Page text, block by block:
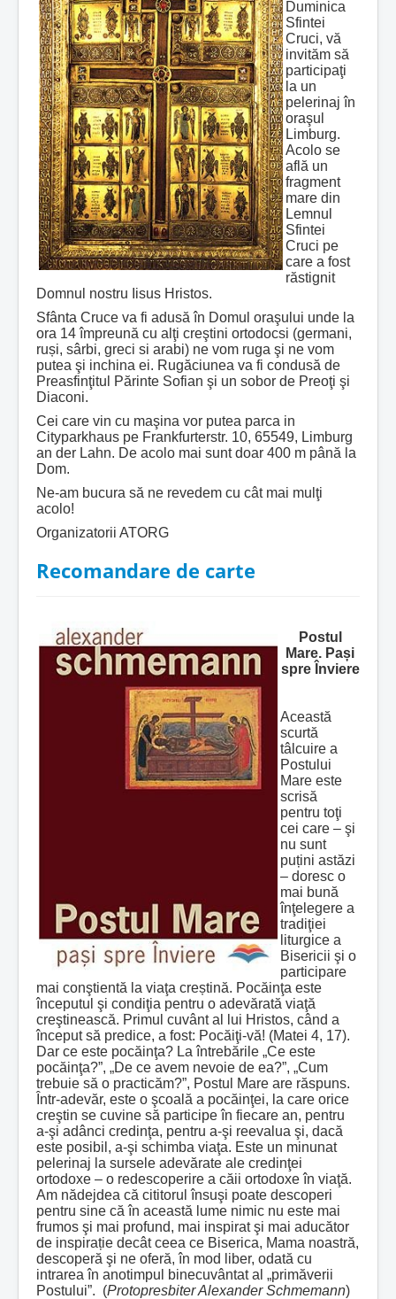
Duminica
Sfintei
Cruci, vă
invităm să
participaţi
la un
pelerinaj în
oraşul
Limburg.
Acolo se
află un
fragment
mare din
Lemnul
Sfintei
Cruci pe
care a fost
răstignit
Domnul nostru Iisus Hristos.
Sfânta Cruce va fi adusă în Domul oraşului unde la
ora 14 împreună cu alţi creştini ortodocsi (germani,
ruși, sârbi, greci si arabi) ne vom ruga şi ne vom
putea şi inchina ei. Rugăciunea va fi condusă de
Preasfinţitul Părinte Sofian şi un sobor de Preoţi şi
Diaconi.
Cei care vin cu maşina vor putea parca in
Cityparkhaus pe Frankfurterstr. 10, 65549, Limburg
an der Lahn. De acolo mai sunt doar 400 m până la
Dom.
Ne-am bucura să ne revedem cu cât mai mulţi
acolo!
Organizatorii ATORG
Recomandare de carte
Postul
Mare. Pași
spre Înviere
Această
scurtă
tâlcuire a
Postului
Mare este
scrisă
pentru toţi
cei care – şi
nu sunt
puțini astăzi
– doresc o
mai bună
înţelegere a
tradiţiei
liturgice a
Bisericii şi o
participare
mai conştientă la viaţa creștină. Pocăinţa este
începutul şi condiţia pentru o adevărată viaţă
creştinească. Primul cuvânt al lui Hristos, când a
început să predice, a fost: Pocăiţi-vă! (Matei 4, 17).
Dar ce este pocăinţa? La întrebările „Ce este
pocăinţa?”, „De ce avem nevoie de ea?”, „Cum
trebuie să o practicăm?”, Postul Mare are răspuns.
Într‑adevăr, este o şcoală a pocăinţei, la care orice
creştin se cuvine să participe în fiecare an, pentru
a‑şi adânci credinţa, pentru a‑şi reevalua şi, dacă
este posibil, a‑şi schimba viaţa. Este un minunat
pelerinaj la sursele adevărate ale credinţei
ortodoxe – o redescoperire a căii ortodoxe în viaţă.
Am nădejdea că cititorul însuşi poate descoperi
pentru sine că în această lume nimic nu este mai
frumos şi mai profund, mai inspirat şi mai aducător
de inspirație decât ceea ce Biserica, Mama noastră,
descoperă şi ne oferă, în mod liber, odată cu
intrarea în anotimpul binecuvântat al „primăverii
Postului”. (Protopresbiter Alexander Schmemann)